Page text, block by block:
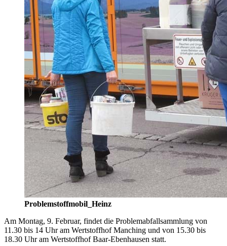
Problemstoffmobil_Heinz
Am Montag, 9. Februar, findet die Problemabfallsammlung von
11.30 bis 14 Uhr am Wertstoffhof Manching und von 15.30 bis
18.30 Uhr am Wertstoffhof Baar-Ebenhausen statt.